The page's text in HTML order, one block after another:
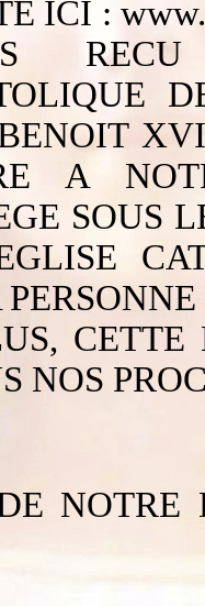
ICI :
A
SOUS
CETTE
NOS